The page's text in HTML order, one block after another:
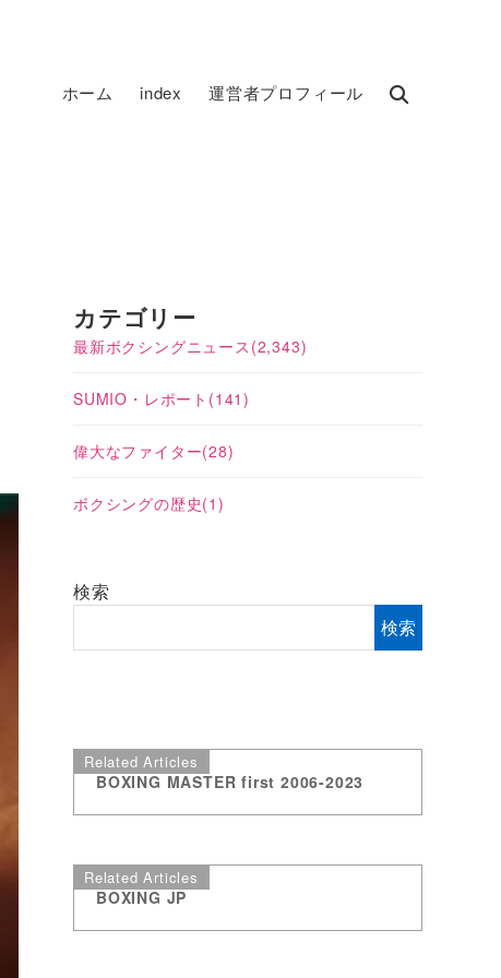
ホーム index 運営者プロフィール
カテゴリー
最新ボクシングニュース (2,343)
SUMIO・レポート (141)
偉大なファイター(28)
ボクシングの歴史(1)
検索
検索
Related Articles
BOXING MASTER first 2006-2023
Related Articles
BOXING JP